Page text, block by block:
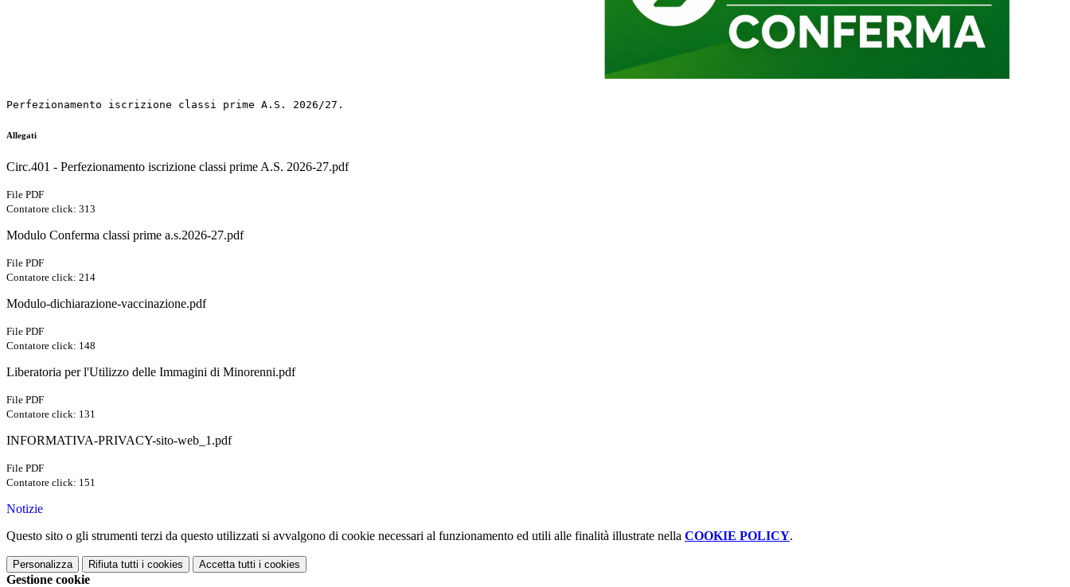
Perfezionamento iscrizione classi prime A.S. 2026/27.
Allegati
Circ.401 - Perfezionamento iscrizione classi prime A.S. 2026-27.pdf
File PDF
Contatore click: 313
Modulo Conferma classi prime a.s.2026-27.pdf
File PDF
Contatore click: 214
Modulo-dichiarazione-vaccinazione.pdf
File PDF
Contatore click: 148
Liberatoria per l'Utilizzo delle Immagini di Minorenni.pdf
File PDF
Contatore click: 131
INFORMATIVA-PRIVACY-sito-web_1.pdf
File PDF
Contatore click: 151
Notizie
Questo sito o gli strumenti terzi da questo utilizzati si avvalgono di cookie necessari al funzionamento ed utili alle finalità illustrate nella COOKIE POLICY.
Personalizza Rifiuta tutti i cookies Accetta tutti i cookies
Gestione cookie